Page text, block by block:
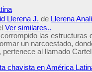
Llerena J. de Llerena
Ver similares..
las estructuras
un narcoestado,
pertenece al llamado
chavista en América